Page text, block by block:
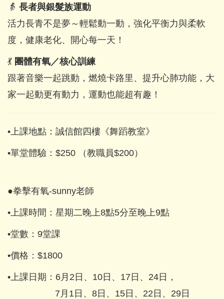
👵 長者與銀髮族運動
活力長青不是夢～輕鬆動一動，強化平衡力與柔軟
度，健康老化、開心每一天！
💃 團體有氧／核心訓練
跟著音樂一起跳動，燃燒卡路里、提升心肺功能，大
家一起動更有動力，運動也能超有趣！
•上課地點：誠信館四樓《舞蹈教室》
•單堂體驗：$250 （教職員$200）
●拳擊有氧-sunny老師
•上課時間：星期二晚上8點5分至晚上9點
•堂數：9堂課
•價格：$1800
•上課日期：6月2日、10日、17日、24日，
7月1日、8日、15日、22日、29日